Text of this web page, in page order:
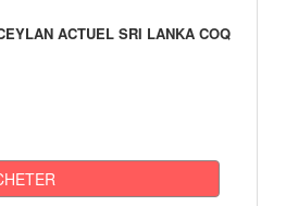
ACTUEL SRI LANKA COQ